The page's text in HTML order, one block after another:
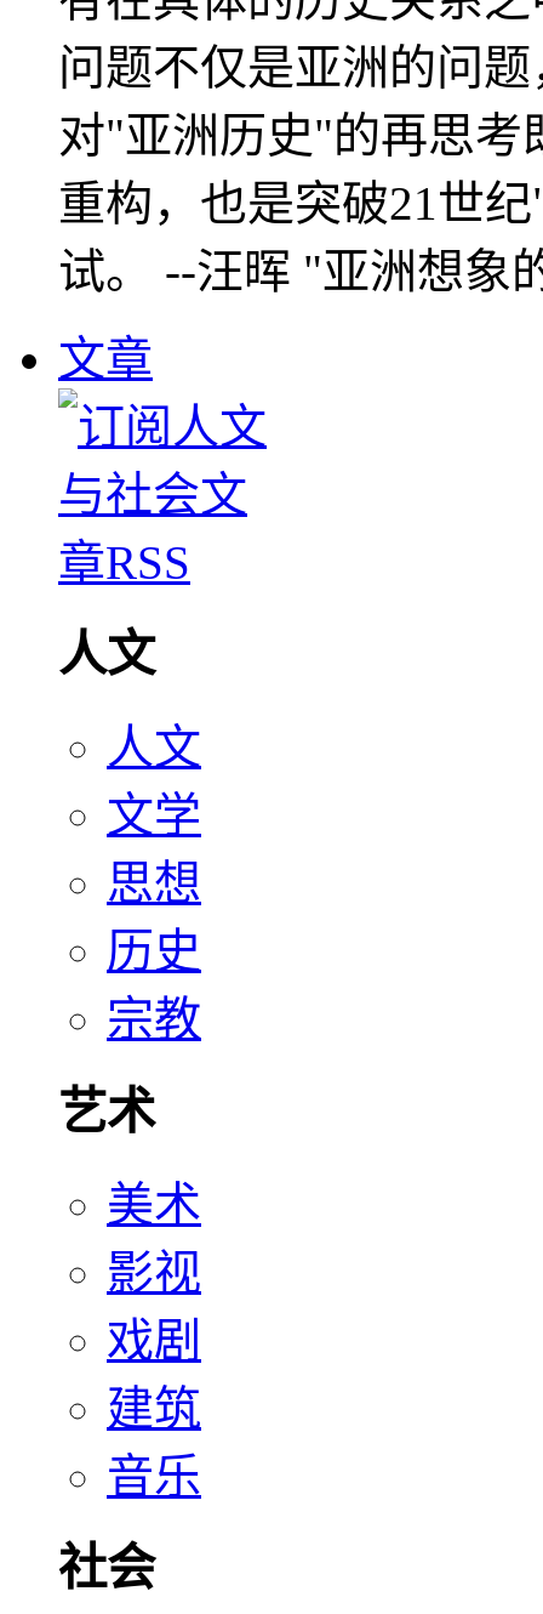
问题不仅是亚洲的问
对"亚洲历史"的再思考
重构，也是突破21世
试。 --汪晖 "亚洲想象
文章
人文
人文
文学
思想
历史
宗教
艺术
美术
影视
戏剧
建筑
音乐
社会